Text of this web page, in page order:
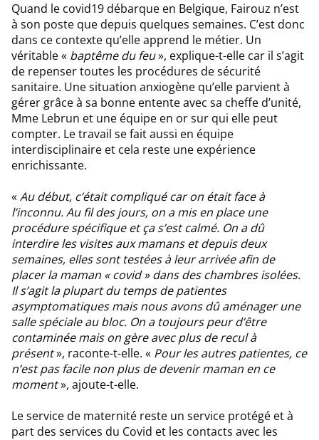
Quand le covid19 débarque en Belgique, Fairouz n’est
à son poste que depuis quelques semaines. C’est donc
dans ce contexte qu’elle apprend le métier. Un
véritable « baptême du feu», explique-t-elle car il s’agit
de repenser toutes les procédures de sécurité
sanitaire. Une situation anxiogène qu’elle parvient à
gérer grâce à sa bonne entente avec sa cheffe d’unité,
Mme Lebrun et une équipe en or sur qui elle peut
compter. Le travail se fait aussi en équipe
interdisciplinaire et cela reste une expérience
enrichissante.
«Au début, c’était compliqué car on était face à
l’inconnu. Au fil des jours, on a mis en place une
procédure spécifique et ça s’est calmé. On a dû
interdire les visites aux mamans et depuis deux
semaines, elles sont testées à leur arrivée afin de
placer la maman « covid » dans des chambres isolées.
Il s’agit la plupart du temps de patientes
asymptomatiques mais nous avons dû aménager une
salle spéciale au bloc. On a toujours peur d’être
contaminée mais on gère avec plus de recul à
présent», raconte-t-elle. « Pour les autres patientes, ce
n’est pas facile non plus de devenir maman en ce
moment», ajoute-t-elle.
Le service de maternité reste un service protégé et à
part des services du Covid et les contacts avec les